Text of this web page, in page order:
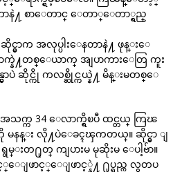
နဲ႔ စာေတာင္ ေတာ္ေတာ္ရွည္
ဆိုင္မွာက အလုပ္ပါးေနတာနဲ႔ ဖုန္းေ
နဲ႔တစ္ေယာက္ အျပာကားေတြ ကူး
ဆိုင္ကို ကလစ္ဆိုင္ကယ္နဲ႔ မိန္းမတစ္ေ
သက္က 34 ေလာက္ရွိၿပီ ထင္တယ္ ကြၽ
မနန္း လို႔ပဲေခၚၾကတယ္။ ဆိုင္မွာ ျ
းတ႐ုတ္ ကျပားမ မုဆိုးမ ေပါ့ဗ်ာ။
ျဖာင့္ေျဖာင့္နဲ႔ ႐ုပ္ရည္က လွတပ